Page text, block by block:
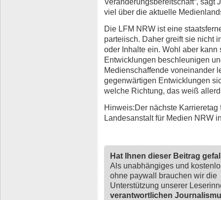
viel über die aktuelle
Die LFM NRW ist eine
parteiisch. Daher greift sie nicht
oder Inhalte ein. Wohl aber
Entwicklungen beschleunigen
Medienschaffende voneinander
gegenwärtigen Entwicklungen
welche Richtung, das weiß
Hinweis:Der nächste
Landesanstalt für Medien NRW
Hat Ihnen dieser Beitrag
Als unabhängiges und
ohne paywall brauchen wir die
Unterstützung unserer
verantwortlichen